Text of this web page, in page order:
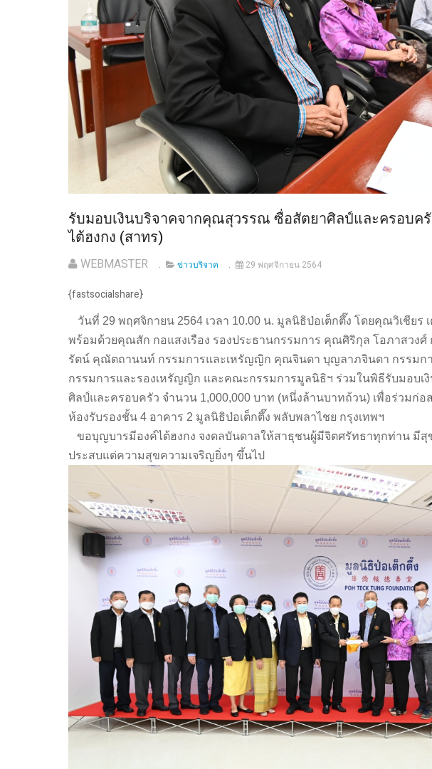
รับมอบเงินบริจาคจากคุณสุวรรณ ซื่อสัตยาศิลป์และครอบครั
ไต้ฮงกง (สาทร)
WEBMASTER ข่าวบริจาค 29 พฤศจิกายน 2564
{fastsocialshare}
วันที่ 29 พฤศจิกายน 2564 เวลา 10.00 น. มูลนิธิป่อเต็กตึ๊ง โดยคุณวิเชียร
พร้อมด้วยคุณสัก กอแสงเรือง รองประธานกรรมการ คุณศิริกุล โอภาสวงศ์
รัตน์ คุณัตถานนท์ กรรมการและเหรัญญิก คุณจินดา บุญลาภจินดา กรรมก
กรรมการและรองเหรัญญิก และคณะกรรมการมูลนิธิฯ ร่วมในพิธีรับมอบ
ศิลป์และครอบครัว จำนวน 1,000,000 บาท (หนึ่งล้านบาทถ้วน) เพื่อร่วมก่อ
ห้องรับรองชั้น 4 อาคาร 2 มูลนิธิป่อเต็กตึ๊ง พลับพลาไชย กรุงเทพฯ
ขอบุญบารมีองค์ไต้ฮงกง จงดลบันดาลให้สาธุชนผู้มีจิตศรัทธาทุกท่าน มี
ประสบแต่ความสุขความเจริญยิ่งๆ ขึ้นไป